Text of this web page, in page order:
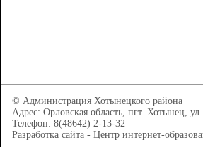
© Администрация Хотынецкого района
Адрес: Орловская область, пгт. Хотынец,
Телефон: 8(48642) 2-13-32
Разработка сайта - Центр интернет-